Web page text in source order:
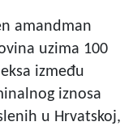
amandman
uzima 100
između
iznosa
u Hrvatskoj,